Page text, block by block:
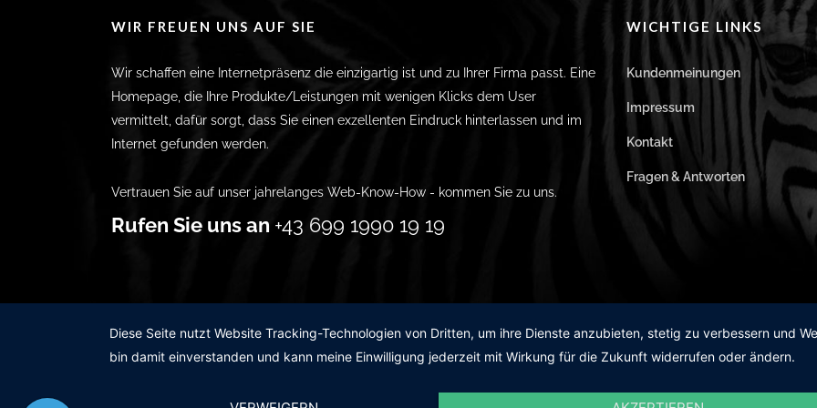
WIR FREUEN UNS AUF SIE
Wir schaffen eine Internetpräsenz die einzigartig ist und zu Ihrer Firma passt. Eine
Homepage, die Ihre Produkte/Leistungen mit wenigen Klicks dem User
vermittelt, dafür sorgt, dass Sie einen exzellenten Eindruck hinterlassen und im
Internet gefunden werden.
Vertrauen Sie auf unser jahrelanges Web-Know-How - kommen Sie zu uns.
Rufen Sie uns an +43 699 1990 19 19
WICHTIGE LINKS
Kundenmeinungen
Impressum
Kontakt
Fragen & Antworten
Diese Seite nutzt Website Tracking-Technologien von Dritten, um ihre Dienste anzubieten, stetig zu verbessern und
bin damit einverstanden und kann meine Einwilligung jederzeit mit Wirkung für die Zukunft widerrufen oder ändern.